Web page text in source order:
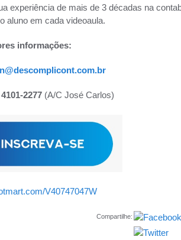
experiência de mais de 3 décadas na
aluno em cada videoaula.
informações:
2277 (A/C José Carlos)
V40747047W
Compartilhe: